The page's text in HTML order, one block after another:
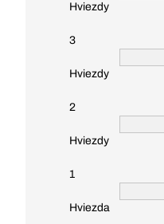
Hviezdy
3
Hviezdy
2
Hviezdy
1
Hviezda